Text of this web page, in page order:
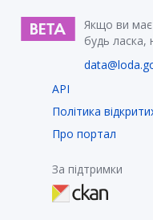
Якщо ви
будь ласка,
API
Політика
Про портал
За підтримки